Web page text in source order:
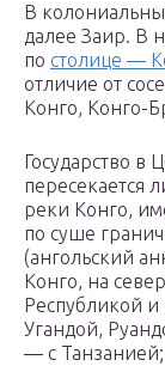
В
далее Заир. В
по столице —
отличие от
Конго, Конго-
Государство в
пересекается
реки Конго,
по суше
(ангольский
Конго, на
Республикой
Угандой,
— с